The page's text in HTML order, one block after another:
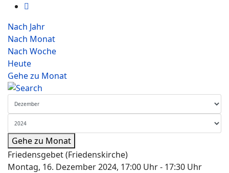
Nach Jahr
Nach Monat
Nach Woche
Heute
Gehe zu Monat
Gehe zu Monat
Friedensgebet (Friedenskirche)
Montag, 16. Dezember 2024, 17:00 Uhr - 17:30 Uhr